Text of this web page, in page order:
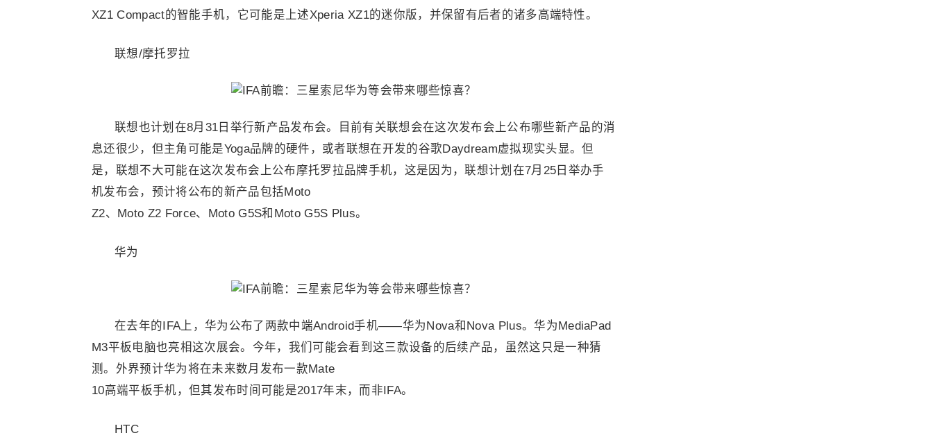
XZ1 Compact的智能手机，它可能是上述Xperia XZ1的迷你版，并保留有后者的诸多高端特性。
联想/摩托罗拉
联想也计划在8月31日举行新产品发布会。目前有关联想会在这次发布会上公布哪些新产品的消
息还很少，但主角可能是Yoga品牌的硬件，或者联想在开发的谷歌Daydream虚拟现实头显。但
是，联想不大可能在这次发布会上公布摩托罗拉品牌手机，这是因为，联想计划在7月25日举办手
机发布会，预计将公布的新产品包括Moto
Z2、Moto Z2 Force、Moto G5S和Moto G5S Plus。
华为
在去年的IFA上，华为公布了两款中端Android手机——华为Nova和Nova Plus。华为MediaPad
M3平板电脑也亮相这次展会。今年，我们可能会看到这三款设备的后续产品，虽然这只是一种猜
测。外界预计华为将在未来数月发布一款Mate
10高端平板手机，但其发布时间可能是2017年末，而非IFA。
HTC